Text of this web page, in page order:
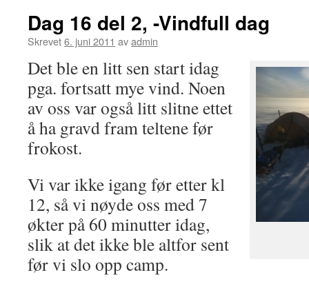
Dag 16 del 2, -Vindfull dag
Skrevet6. juni 2011 avadmin
Det ble en litt sen start idag
pga. fortsatt mye vind. Noen
av oss var også litt slitne ettet
å ha gravd fram teltene før
frokost.
Vi var ikke igang før etter kl
12, så vi nøyde oss med 7
økter på 60 minutter idag,
slik at det ikke ble altfor sent
før vi slo opp camp.